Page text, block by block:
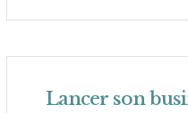
Lancer son